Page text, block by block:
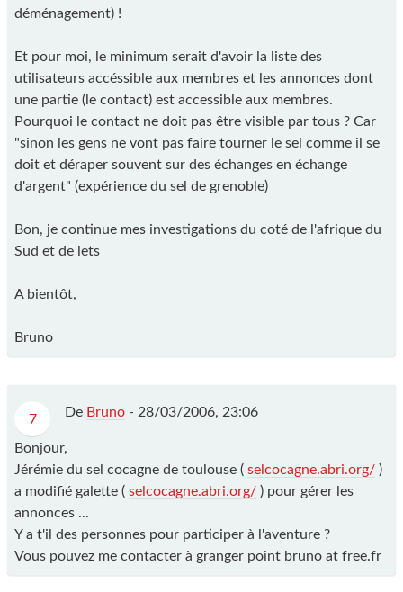
déménagement) !
Et pour moi, le minimum serait d'avoir la liste des
utilisateurs accéssible aux membres et les annonces dont
une partie (le contact) est accessible aux membres.
Pourquoi le contact ne doit pas être visible par tous ? Car
"sinon les gens ne vont pas faire tourner le sel comme il se
doit et déraper souvent sur des échanges en échange
d'argent" (expérience du sel de grenoble)
Bon, je continue mes investigations du coté de l'afrique du
Sud et de lets
A bientôt,
Bruno
7 De Bruno - 28/03/2006, 23:06
Bonjour,
Jérémie du sel cocagne de toulouse ( selcocagne.abri.org/ )
a modifié galette ( selcocagne.abri.org/ ) pour gérer les
annonces ...
Y a t'il des personnes pour participer à l'aventure ?
Vous pouvez me contacter à granger point bruno at free.fr